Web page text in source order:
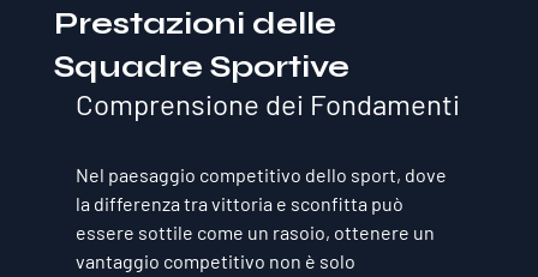
Prestazioni delle
Squadre Sportive
Comprensione dei Fondamenti
Nel paesaggio competitivo dello sport, dove
la differenza tra vittoria e sconfitta può
essere sottile come un rasoio, ottenere un
vantaggio competitivo non è solo